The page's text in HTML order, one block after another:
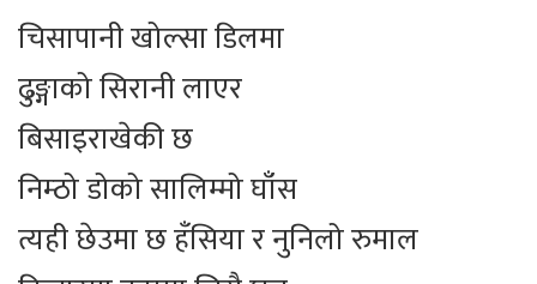
चिसापानी खोल्सा डिलमा
ढुङ्गाको सिरानी लाएर
बिसाइराखेकी छ
निम्ठो डोको सालिम्मो घाँस
त्यही छेउमा छ हँसिया र नुनिलो रुमाल